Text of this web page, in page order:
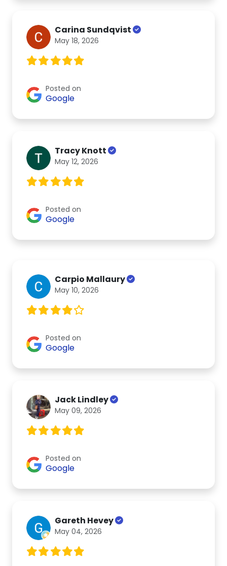
Carina Sundqvist
May 18, 2026
Posted on
Google
Tracy Knott
May 12, 2026
Posted on
Google
Carpio Mallaury
May 10, 2026
Posted on
Google
Jack Lindley
May 09, 2026
Posted on
Google
Gareth Hevey
May 04, 2026